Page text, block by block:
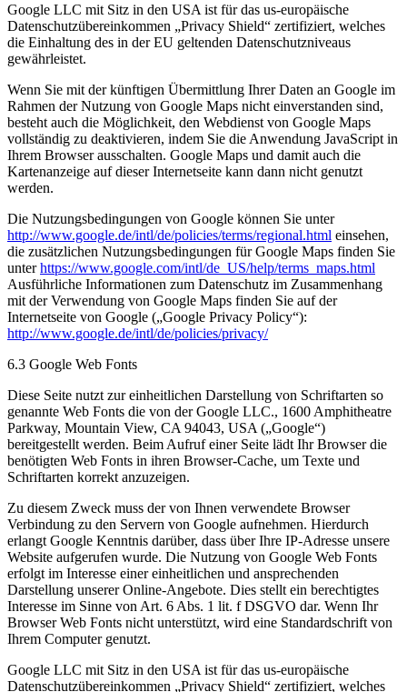
Google LLC mit Sitz in den USA ist für das us-europäische
Datenschutzübereinkommen „Privacy Shield“ zertifiziert, welches
die Einhaltung des in der EU geltenden Datenschutzniveaus
gewährleistet.
Wenn Sie mit der künftigen Übermittlung Ihrer Daten an Google im
Rahmen der Nutzung von Google Maps nicht einverstanden sind,
besteht auch die Möglichkeit, den Webdienst von Google Maps
vollständig zu deaktivieren, indem Sie die Anwendung JavaScript in
Ihrem Browser ausschalten. Google Maps und damit auch die
Kartenanzeige auf dieser Internetseite kann dann nicht genutzt
werden.
Die Nutzungsbedingungen von Google können Sie unter
http://www.google.de/intl/de/policies/terms/regional.html einsehen,
die zusätzlichen Nutzungsbedingungen für Google Maps finden Sie
unterhttps://www.google.com/intl/de_US/help/terms_maps.html
Ausführliche Informationen zum Datenschutz im Zusammenhang
mit der Verwendung von Google Maps finden Sie auf der
Internetseite von Google („Google Privacy Policy“):
http://www.google.de/intl/de/policies/privacy/
6.3 Google Web Fonts
Diese Seite nutzt zur einheitlichen Darstellung von Schriftarten so
genannte Web Fonts die von der Google LLC., 1600 Amphitheatre
Parkway, Mountain View, CA 94043, USA („Google“)
bereitgestellt werden. Beim Aufruf einer Seite lädt Ihr Browser die
benötigten Web Fonts in ihren Browser-Cache, um Texte und
Schriftarten korrekt anzuzeigen.
Zu diesem Zweck muss der von Ihnen verwendete Browser
Verbindung zu den Servern von Google aufnehmen. Hierdurch
erlangt Google Kenntnis darüber, dass über Ihre IP-Adresse unsere
Website aufgerufen wurde. Die Nutzung von Google Web Fonts
erfolgt im Interesse einer einheitlichen und ansprechenden
Darstellung unserer Online-Angebote. Dies stellt ein berechtigtes
Interesse im Sinne von Art. 6 Abs. 1 lit. f DSGVO dar. Wenn Ihr
Browser Web Fonts nicht unterstützt, wird eine Standardschrift von
Ihrem Computer genutzt.
Google LLC mit Sitz in den USA ist für das us-europäische
Datenschutzübereinkommen „Privacy Shield“ zertifiziert, welches